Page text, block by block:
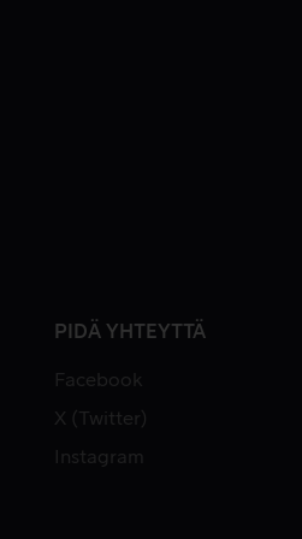
PIDÄ YHTEYTTÄ
Facebook
X (Twitter)
Instagram